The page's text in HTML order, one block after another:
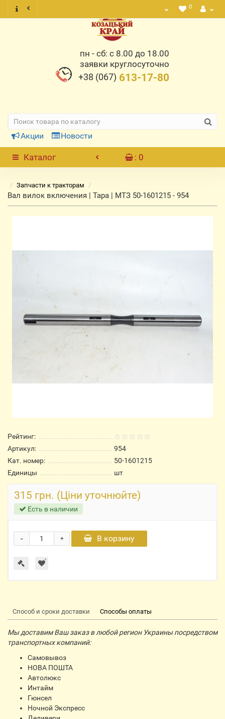
0
пн - сб: с 8.00 до 18.00
заявки круглосуточно
+38 (067) 613-17-80
Акции Новости
Каталог : 0
Запчасти к тракторам
Вал вилок включения | Тара | МТЗ 50-1601215 - 954
Рейтинг:
Артикул:
954
Кат. номер:
50-1601215
Единицы
шт
315 грн. (Ціни уточнюйте)
Есть в наличии
+
- В корзину
Способ и сроки доставки Способы оплаты
Мы доставим Ваш заказ в любой регион Украины посредством
транспортных компаний:
Самовывоз
НОВА ПОШТА
Автолюкс
Интайм
Гюнсел
Ночной Экспресс